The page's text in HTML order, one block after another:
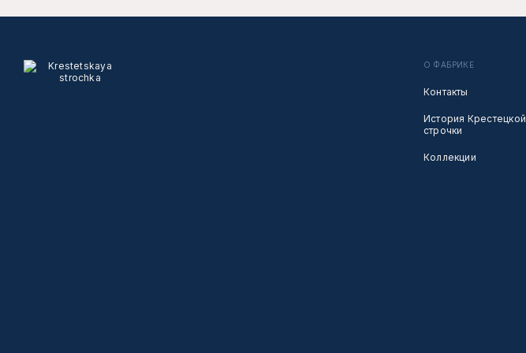
О ФАБРИКЕ
Контакты
История Крестецкой
строчки
Коллекции